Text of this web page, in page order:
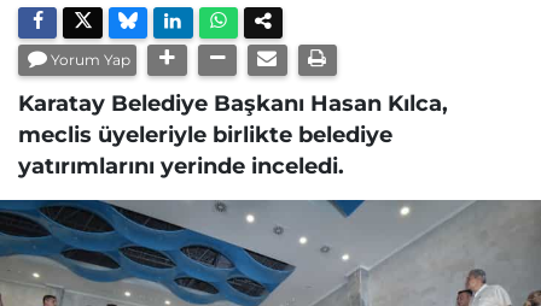
Yorum Yap
Karatay Belediye Başkanı Hasan Kılca,
meclis üyeleriyle birlikte belediye
yatırımlarını yerinde inceledi.